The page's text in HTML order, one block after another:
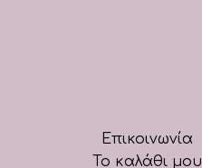
Επικοινωνία
Το καλάθι μου